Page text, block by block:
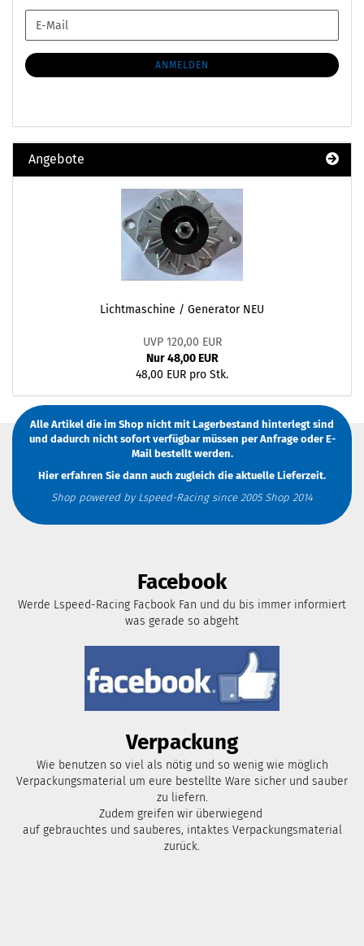
ZUR
ANMELDUNG
E-
Mail
ANMELDEN
Angebote
Lichtmaschine / Generator NEU
UVP 120,00 EUR
Nur 48,00 EUR
48,00 EUR pro Stk.
Alle Artikel die im Shop nicht mit Lagerbestand hinterlegt sind
und dadurch nicht sofort verfügbar müssen per AnfrageoderE-
Mailbestellt werden.
Hier erfahren Sie dann auch zugleich die aktuelle Lieferzeit.
Shop powered by Lspeed-Racing since 2005 Shop 2014
Facebook
Werde Lspeed-Racing Facbook Fan und du bis immer informiert
was gerade so abgeht
Verpackung
Wie benutzen so viel als nötig und so wenig wie möglich
Verpackungsmaterial um eure bestellte Ware sicher und sauber
zu liefern.
Zudem greifen wir überwiegend
auf gebrauchtes und sauberes, intaktes Verpackungsmaterial
zurück.